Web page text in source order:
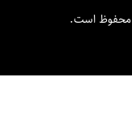
محفوظ است.